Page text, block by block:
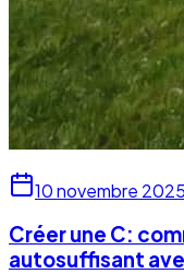
10 novembre 2025
Créer une C:
autosuffisant